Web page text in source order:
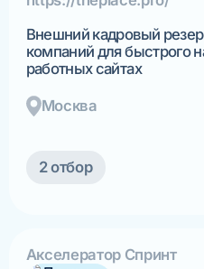
Внешний кадровый
компаний для быстрого
работных сайтах
Москва
2 отбор
Акселератор Спринт